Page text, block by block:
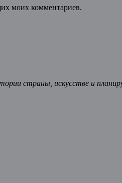
моих комментариев.
страны, искусстве и